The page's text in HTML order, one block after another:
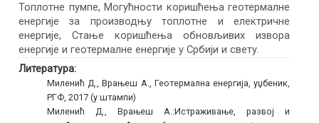
Топлотне пумпе, Могућности коришћења геотермалне
енергије за производњу топлотне и електричне
енергије, Стање коришћења обновљивих извора
енергије и геотермалне енергије у Србији и свету.
Литература:
Миленић Д., Врањеш А., Геотермална енергија, уџбеник,
РГФ, 2017 (у штампи)
Миленић Д., Врањеш А.:Истраживање, развој и